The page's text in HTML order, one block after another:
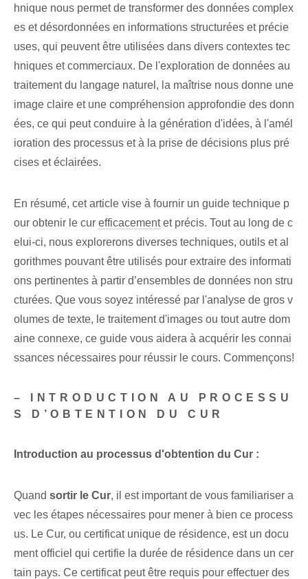
hnique nous permet de transformer des données complex
es et désordonnées en informations structurées et précie
uses, qui peuvent être utilisées dans divers contextes tec
hniques et commerciaux. De l'exploration de données au
traitement du langage naturel, la maîtrise nous donne une
image claire et une compréhension approfondie des donn
ées, ce qui peut conduire à la génération d'idées, à l'amél
ioration des processus et à la prise de décisions plus pré
cises et éclairées.
En résumé, cet article vise à fournir un guide technique p
our obtenir le cur efficacement⁢et précis. Tout au long de c
elui-ci, nous explorerons diverses techniques, outils et al
gorithmes pouvant être utilisés pour extraire des informati
ons pertinentes à partir d’ensembles de données non stru
cturées. Que vous soyez intéressé par l'analyse de gros v
olumes de texte, le traitement d'images ou tout autre dom
aine connexe, ce guide vous aidera à acquérir les connai
ssances nécessaires pour réussir le cours. Commençons!
– INTRODUCTION AU PROCESSU
S D’OBTENTION DU CUR
Introduction au processus d'obtention du Cur :
Quand sortir le Cur, il est important de vous familiariser a
vec les étapes nécessaires pour mener à bien ce process
us. Le Cur, ou certificat unique de résidence, est un docu
ment officiel qui certifie la durée de résidence dans un cer
tain pays.‍ Ce certificat peut être requis pour effectuer des